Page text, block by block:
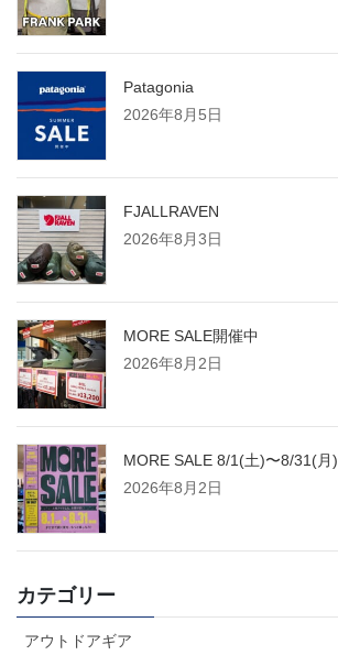
Patagonia
2026年8月5日
FJALLRAVEN
2026年8月3日
MORE SALE開催中
2026年8月2日
MORE SALE 8/1(土)〜8/31(月)
2026年8月2日
カテゴリー
アウトドアギア